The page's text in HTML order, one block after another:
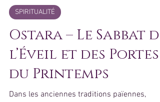
16 mars 3 min de lecture
SPIRITUALITÉ
Ostara – Le Sabbat de
l’Éveil et des Portes
du Printemps